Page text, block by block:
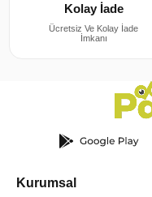
Kolay İade
Ücretsiz Ve Kolay İade
İmkanı
Kurumsal